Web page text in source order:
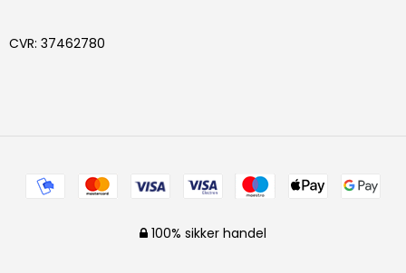
CVR: 37462780
100% sikker handel